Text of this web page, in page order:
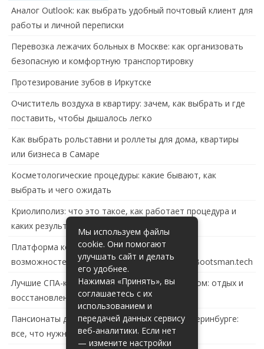
Аналог Outlook: как выбрать удобный почтовый клиент для
работы и личной переписки
Перевозка лежачих больных в Москве: как организовать
безопасную и комфортную транспортировку
Протезирование зубов в Иркутске
Очиститель воздуха в квартиру: зачем, как выбрать и где
поставить, чтобы дышалось легко
Как выбрать рольставни и роллеты для дома, квартиры
или бизнеса в Самаре
Косметологические процедуры: какие бывают, как
выбрать и чего ожидать
Криолиполиз: что это такое, как работает процедура и
каких результатов ждать
Платформа контейнеризации в России: обзор
возможностей и перспектив развития сайта Bootsman.tech
Лучшие СПА-комплексы в Тольятти с бассейном: отдых и
восстановление за городом
Пансионаты для пожилых с деменцией в Екатеринбурге:
все, что нужно знать
Мы используем файлы
cookie. Они помогают
улучшать сайт и делать
его удобнее.
Нажимая «Принять», вы
соглашаетесь с их
использованием и
передачей данных сервису
веб-аналитики. Если нет
— измените настройки